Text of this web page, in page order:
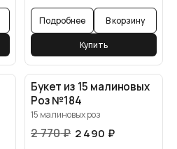
Подробнее В корзину
Купить
Букет из 15 малиновых
Роз №184
15 малиновых роз
2 770₽ 2 490 ₽